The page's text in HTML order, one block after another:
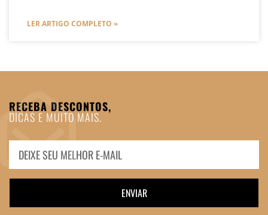
LER ARTIGO COMPLETO »
RECEBA DESCONTOS,
DICAS E MUITO MAIS.
ENVIAR